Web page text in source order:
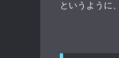
というように